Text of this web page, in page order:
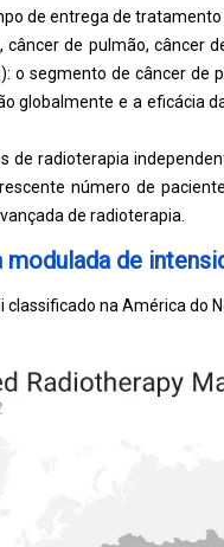
de entrega de tratamento
câncer de pulmão, câncer
o segmento de câncer de
globalmente e a eficácia
de radioterapia
número de
de radioterapia.
de
na América do